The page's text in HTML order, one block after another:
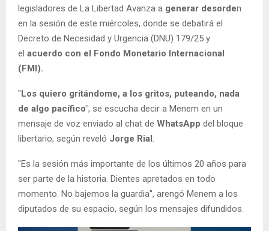
legisladores de La Libertad Avanza a generar desorden
en la sesión de este miércoles, donde se debatirá el
Decreto de Necesidad y Urgencia (DNU) 179/25 y
el acuerdo con el Fondo Monetario Internacional
(FMI).
"Los quiero gritándome, a los gritos, puteando, nada
de algo pacífico", se escucha decir a Menem en un
mensaje de voz enviado al chat de WhatsApp del bloque
libertario, según reveló Jorge Rial.
"Es la sesión más importante de los últimos 20 años para
ser parte de la historia. Dientes apretados en todo
momento. No bajemos la guardia", arengó Menem a los
diputados de su espacio, según los mensajes difundidos.